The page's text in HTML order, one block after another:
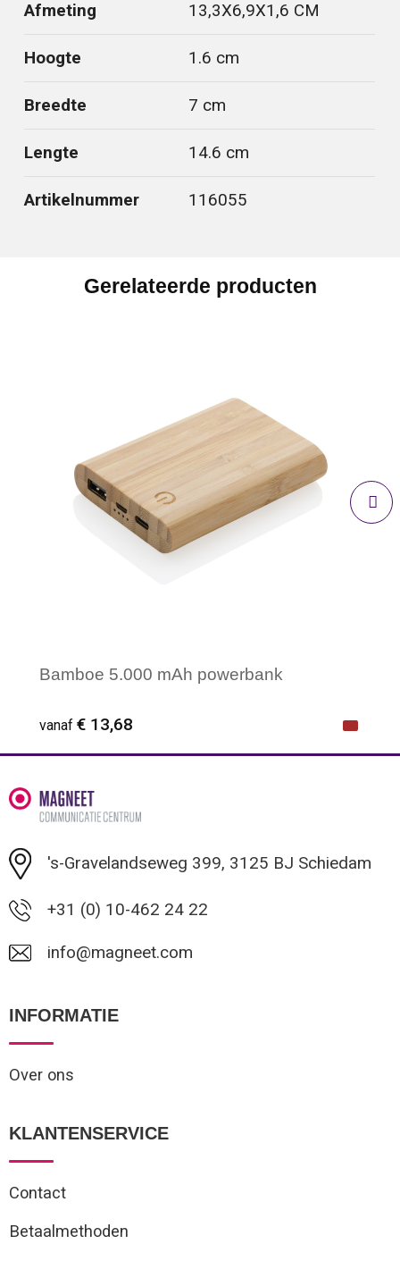
Afmeting 13,3X6,9X1,6 CM
Hoogte 1.6 cm
Breedte 7 cm
Lengte 14.6 cm
Artikelnummer 116055
Gerelateerde producten
Bamboe 5.000 mAh powerbank
vanaf € 13,68
Minimale afname: 1
's-Gravelandseweg 399, 3125 BJ Schiedam
+31 (0) 10-462 24 22
info@magneet.com
INFORMATIE
Over ons
KLANTENSERVICE
Contact
Betaalmethoden